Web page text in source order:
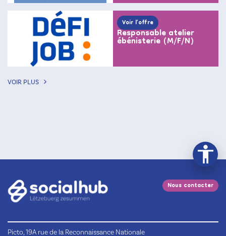
Voir l’offre
Responsable atelier
ébénisterie (M/F/N)
VOIR PLUS
Nous contacter
Picto, 19A rue de la Reconnaissance Nationale